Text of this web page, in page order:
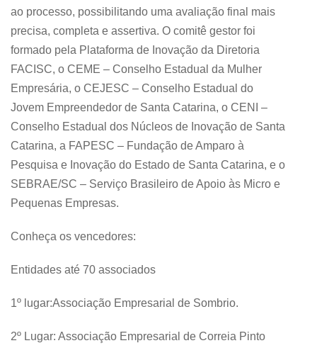
ao processo, possibilitando uma avaliação final mais
precisa, completa e assertiva. O comitê gestor foi
formado pela Plataforma de Inovação da Diretoria
FACISC, o CEME – Conselho Estadual da Mulher
Empresária, o CEJESC – Conselho Estadual do
Jovem Empreendedor de Santa Catarina, o CENI –
Conselho Estadual dos Núcleos de Inovação de Santa
Catarina, a FAPESC – Fundação de Amparo à
Pesquisa e Inovação do Estado de Santa Catarina, e o
SEBRAE/SC – Serviço Brasileiro de Apoio às Micro e
Pequenas Empresas.
Conheça os vencedores:
Entidades até 70 associados
1º lugar:Associação Empresarial de Sombrio.
2º Lugar: Associação Empresarial de Correia Pinto